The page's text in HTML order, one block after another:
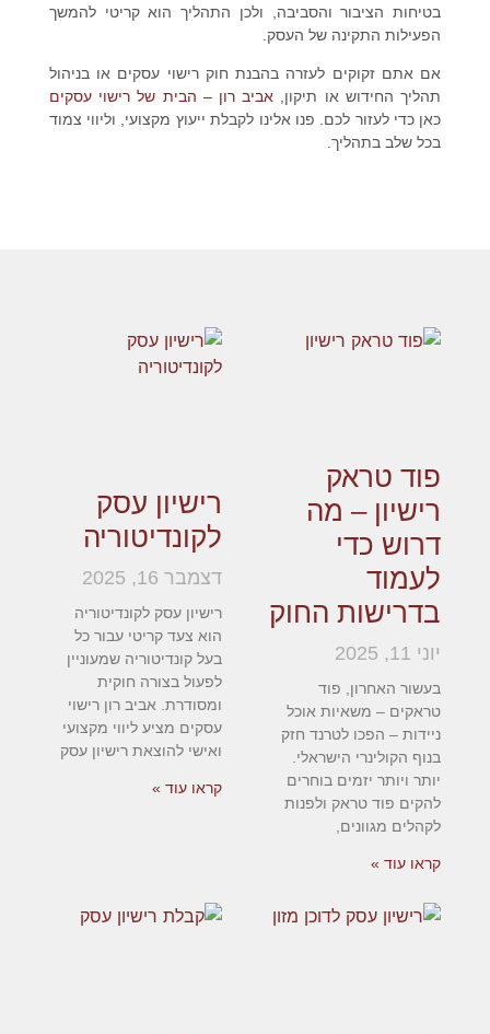
בטיחות הציבור והסביבה, ולכן התהליך הוא קריטי להמשך
הפעילות התקינה של העסק.
אם אתם זקוקים לעזרה בהבנתחוק רישוי עסקיםאו בניהול
תהליך החידוש או תיקון,אביב רון – הבית של רישוי עסקים
כאן כדי לעזור לכם. פנו אלינו לקבלת ייעוץ מקצועי, וליווי צמוד
בכל שלב בתהליך.
פוד טראק
רישיון – מה
דרוש כדי
לעמוד
בדרישות החוק
בעשור האחרון, פוד
טראקים – משאיות אוכל
ניידות – הפכו לטרנד חזק
בנוף הקולינרי הישראלי.
יותר ויותר יזמים בוחרים
להקים פוד טראק ולפנות
לקהלים מגוונים,
קראו עוד »
רישיון עסק
לקונדיטוריה
דצמבר 16, 2025
רישיון עסק לקונדיטוריה
הוא צעד קריטי עבור כל
בעל קונדיטוריה שמעוניין
לפעול בצורה חוקית
ומסודרת. אביב רון רישוי
עסקים מציע ליווי מקצועי
ואישי להוצאת רישיון עסק
קראו עוד »